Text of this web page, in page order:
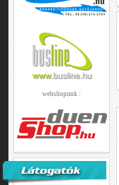
webshopunk :